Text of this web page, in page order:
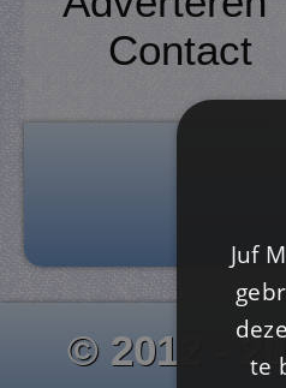
Contact
© 2012 -
Juf
te